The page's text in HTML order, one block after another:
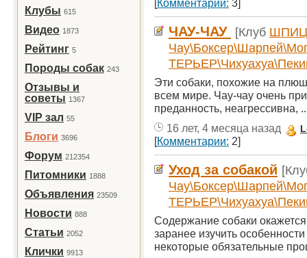
Клубы 615
Видео 1873
Рейтинг 5
Породы собак 243
Отзывы и
советы 1367
VIP зал 55
Блоги 3696
Форум 212354
Питомники 1888
Объявления 23509
Новости 888
Статьи 2052
Клички 9913
[Комментарии: 3]
ЧАУ-ЧАУ [Клуб
Эти собаки, похожие на
всем мире. Чау-чау очень
преданность, неагрессивна,
16 лет, 4 месяца назад
[Комментарии: 2]
Уход за собакой
Содержание собаки
заранее изучить
некоторые обязательные